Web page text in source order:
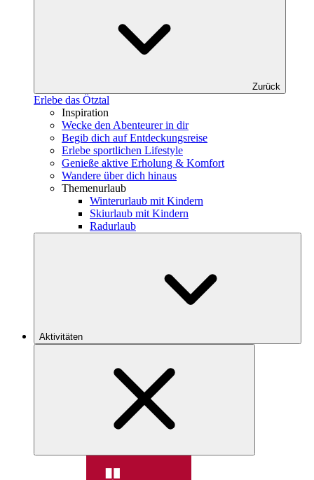
Zurück
Erlebe das Ötztal
Inspiration
Wecke den Abenteurer in dir
Begib dich auf Entdeckungsreise
Erlebe sportlichen Lifestyle
Genieße aktive Erholung & Komfort
Wandere über dich hinaus
Themenurlaub
Winterurlaub mit Kindern
Skiurlaub mit Kindern
Radurlaub
Aktivitäten